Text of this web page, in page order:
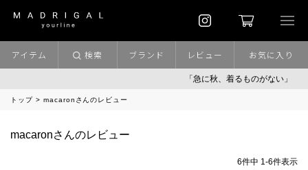
「急に秋、着るものがない」
アイテム 検索 ブランド レビュー お気に入り
トップ macaronさんのレビュー
macaronさんのレビュー
6件中 1-6件表示